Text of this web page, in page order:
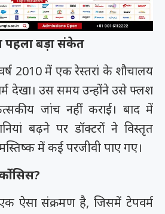
पहला बड़ा संकेत
2010 में एक रेस्तरां के शौचालय
देखा। उस समय उन्होंने उसे फ्लश
जांच नहीं कराई। बाद में
बढ़ने पर डॉक्टरों ने विस्तृत
में कई परजीवी पाए गए।
एक ऐसा संक्रमण है, जिसमें टेपवर्म